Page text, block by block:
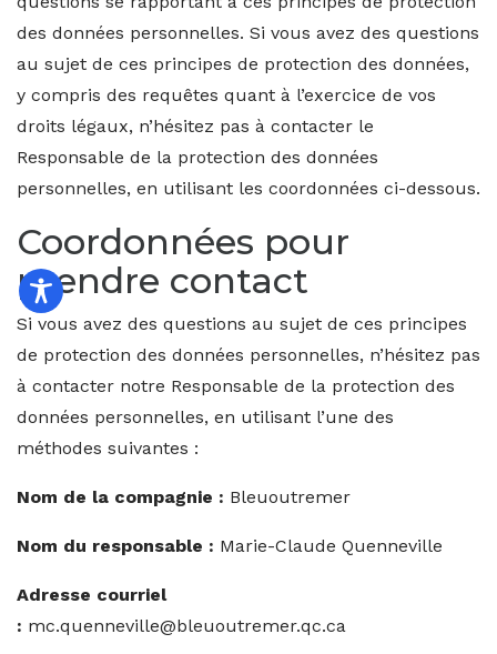
des données personnelles. Si vous avez des questions
au sujet de ces principes de protection des données,
y compris des requêtes quant à l’exercice de vos
droits légaux, n’hésitez pas à contacter le
Responsable de la protection des données
personnelles, en utilisant les coordonnées ci-dessous.
Coordonnées pour
prendre contact
Si vous avez des questions au sujet de ces principes
de protection des données personnelles, n’hésitez pas
à contacter notre Responsable de la protection des
données personnelles, en utilisant l’une des
méthodes suivantes :
Nom de la compagnie : Bleuoutremer
Nom du responsable : Marie-Claude Quenneville
Adresse courriel
: mc.quenneville@bleuoutremer.qc.ca